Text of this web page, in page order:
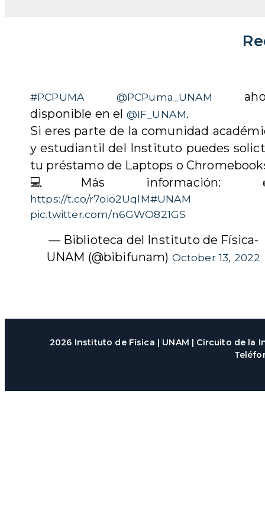
#PCPUMA @PCPuma_UNAM
disponible en el @IF_UNAM.
Si eres parte de la comunidad
y estudiantil del Instituto puedes
tu préstamo de Laptops o
💻Más información:
https://t.co/r7oio2UqlM#UNAM
pic.twitter.com/n6GWO821GS
— Biblioteca del Instituto de Física-
UNAM (@bibifunam) October 13, 2022
2026 Instituto de Física | UNAM | Circuito de la